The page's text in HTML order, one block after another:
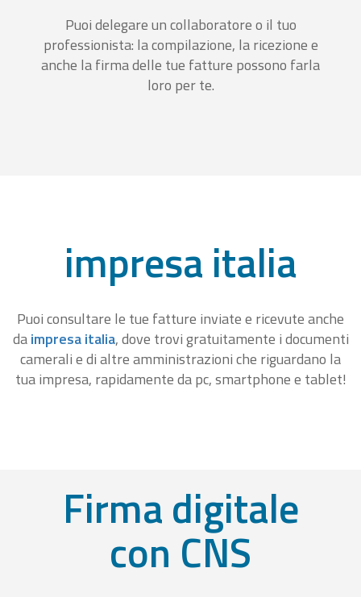
Puoi delegare un collaboratore o il tuo
professionista: la compilazione, la ricezione e
anche la firma delle tue fatture possono farla
loro per te.
impresa italia
Puoi consultare le tue fatture inviate e ricevute anche
daimpresa italia, dove trovi gratuitamente i documenti
camerali e di altre amministrazioni che riguardano la
tua impresa, rapidamente da pc, smartphone e tablet!
Firma digitale
con CNS